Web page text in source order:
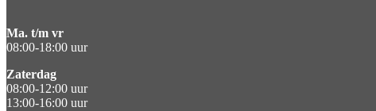
Ma. t/m vr
08:00-18:00 uur
Zaterdag
08:00-12:00 uur
13:00-16:00 uur